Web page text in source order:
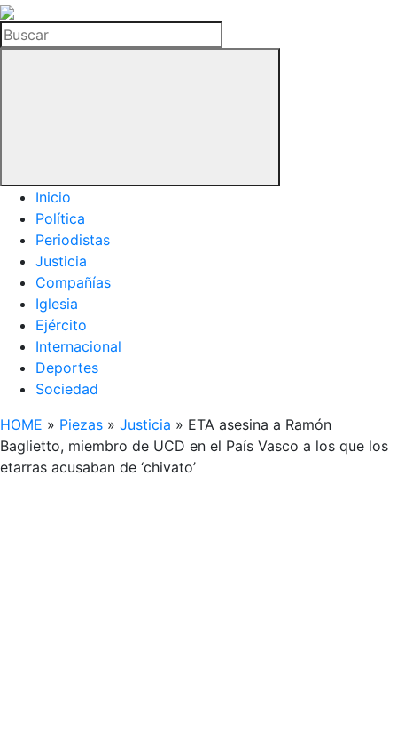
La
Hemeroteca
del
Buscar
Inicio
Política
Periodistas
Justicia
Compañías
Iglesia
Ejército
Internacional
Deportes
Sociedad
HOME » Piezas » Justicia » ETA asesina a Ramón
Baglietto, miembro de UCD en el País Vasco a los que los
etarras acusaban de ‘chivato’